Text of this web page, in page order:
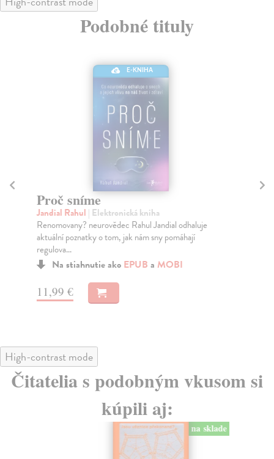
Podobné tituly
E-KNIHA
Proč sníme
Jandial Rahul | Elektronická kniha
Renomovany? neurovědec Rahul Jandial odhaluje
aktuální poznatky o tom, jak nám sny pomáhají
regulova...
Na stiahnutie ako EPUB a MOBI
11,99 €
High-contrast mode
Čitatelia s podobným vkusom si
kúpili aj:
na sklade